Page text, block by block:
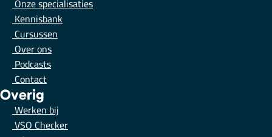
Onze specialisaties
Kennisbank
Cursussen
Over ons
Podcasts
Contact
Overig
Werken bij
VSO Checker